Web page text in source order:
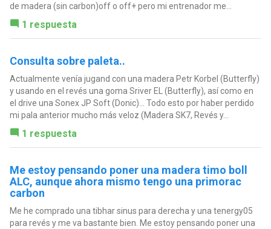
de madera (sin carbon)off o off+ pero mi entrenador me...
1 respuesta
Consulta sobre paleta..
Actualmente venía jugand con una madera Petr Korbel (Butterfly)
y usando en el revés una goma Sriver EL (Butterfly), así como en
el drive una Sonex JP Soft (Donic)... Todo esto por haber perdido
mi pala anterior mucho más veloz (Madera SK7, Revés y...
1 respuesta
Me estoy pensando poner una madera timo boll
ALC, aunque ahora mismo tengo una primorac
carbon
Me he comprado una tibhar sinus para derecha y una tenergy05
para revés y me va bastante bien. Me estoy pensando poner una